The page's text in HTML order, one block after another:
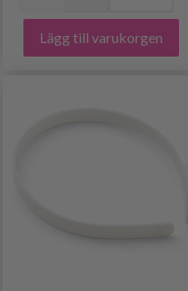
Lägg till varukorgen